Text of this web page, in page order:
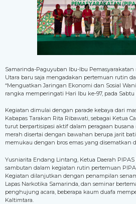
Samarinda-Paguyuban Ibu-Ibu
Utara baru saja mengadakan pertemuan rutin
“Menguatkan Jaringan Ekonomi dan Sosial
rangka memperingati Hari Ibu ke-97, pada Sabtu
Kegiatan dimulai dengan parade kebaya dari
Kabapas Tarakan Rita Ribawati, sebagai Ketua
turut berpartisipasi aktif dalam peragaan
merah disertai dengan bawahan berupa jarit
memukau dengan bros emas yang disematkan
Yusniarita Endang Lintang, Ketua Daerah
sambutan dalam kegiatan rutin pertemuan
Kegiatan dilanjutkan dengan penampilan
Lapas Narkotika Samarinda, dan seminar
penghujung acara, beberapa kaum duafa
Kaltimtara.